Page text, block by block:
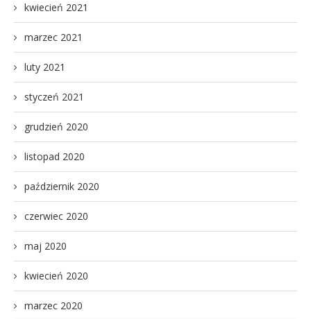
kwiecień 2021
marzec 2021
luty 2021
styczeń 2021
grudzień 2020
listopad 2020
październik 2020
czerwiec 2020
maj 2020
kwiecień 2020
marzec 2020